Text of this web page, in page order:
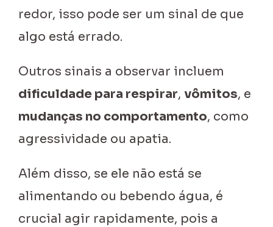
redor, isso pode ser um sinal de que
algo está errado.
Outros sinais a observar incluem
dificuldade para respirar, vômitos, e
mudanças no comportamento, como
agressividade ou apatia.
Além disso, se ele não está se
alimentando ou bebendo água, é
crucial agir rapidamente, pois a